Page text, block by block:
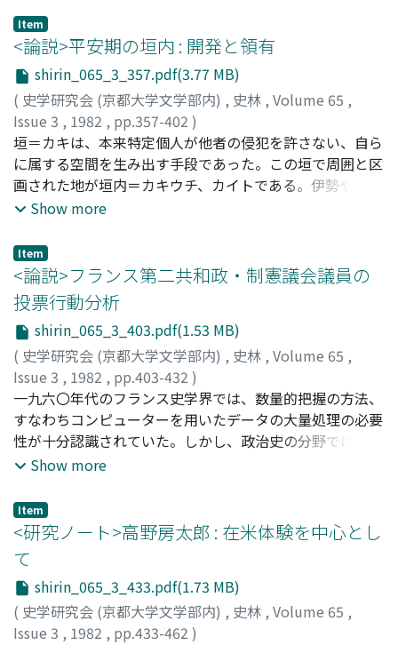
の引き金となったが、その結成の意義は次のようにまとめ
られる。一つは、新アメリカ銀行団の結成を通して政府
は、国際金融資本家に対する監督と指導を強め、彼らの利
益を国策の中に組み込む制度をつくったが、それはアメリ
カ統合の一側面を示すものであったこと、二つは、政府
は、新銀行団のメンバーを拡大することによって、銀行団
内でのウォール街の権力を相対的に弱める一方、今まで閉
め出されていた他の銀行にも、中国投資の機会を保証した
が、それは民主党の「ニューフリーダム」の政治思想を表
現したものであったこと、三つは、新四国借款団結成の真
を、戦争に訴えることなく日本から奪い取ることにあり、
それはきわめて反日的な性格をもっていたこと、以上の三
点である。
Item
<論説>平安期の垣内 : 開発と領有
shirin_065_3_357.pdf(3.77 MB)
( 史学研究会 (京都大学文学部内) , 史林 , Volume 65 ,
Issue 3 , 1982 , pp.357-402 )
水野, 章二;Mizuno, Shoji;ミズノ, ショウジ
垣＝カキは、本来特定個人が他者の侵犯を許さない、自ら
に属する空間を生み出す手段であった。この垣で周囲と区
画された地が垣内＝カキウチ、カイトである。伊勢や大和
の諸事例からは、垣内が条里制地割の縁辺の段丘・扇状地
的な支配の対象とならない畠地・家地として開発されたも
のであることが明らかである。垣内は農民的性格の強いも
のであったが、一一・二世紀には、畠地子収奪・在家役賦
課を通じて上級支配権が打ち立てられてゆく。また条件に
よっては治田化することもあった。このような動きの中
で、垣内は言葉・表記の上からも、実体の面からも分化・
多様化してゆくのである。
Show more
Item
<論説>フランス第二共和政・制憲議会議員の
投票行動分析
shirin_065_3_403.pdf(1.53 MB)
( 史学研究会 (京都大学文学部内) , 史林 , Volume 65 ,
Issue 3 , 1982 , pp.403-432 )
高木, 勇夫;Takagi, Isao;タカギ, イサオ
一九六〇年代のフランス史学界では、数量的把握の方法、
すなわちコンピューターを用いたデータの大量処理の必要
性が十分認識されていた。しかし、政治史の分野では特に
選挙・投票分析において有効と思われるこの新しい方法
SPSS(社会科学のための統計パッケージ) に含まれる数量
化理論Ⅲ類の方法を用いて、一八四八年五月より一年余り
にわたって存続した制憲議会(憲法制定国民議会) の議員の
政治的選択のあり方の類別を明らかにする。依拠した史料
は官報モニトゥール紙に掲載された議案ごとの投票リスト
である。当該期間において議席を保った八四九名の議員の
投票行動が、数量化Ⅲ類の特性に応じて導き出される議
Show more
Item
<研究ノート>高野房太郎 : 在米体験を中心とし
て
shirin_065_3_433.pdf(1.73 MB)
( 史学研究会 (京都大学文学部内) , 史林 , Volume 65 ,
Issue 3 , 1982 , pp.433-462 )